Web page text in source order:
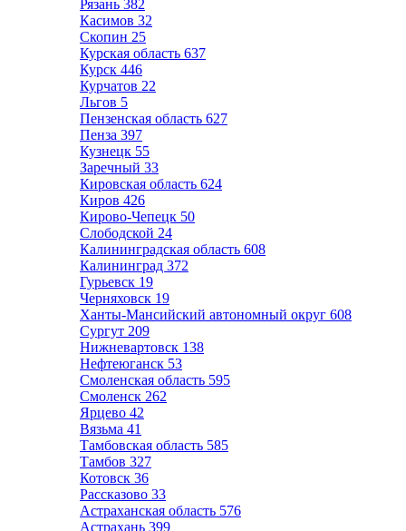
Рязань 382
Касимов 32
Скопин 25
Курская область 637
Курск 446
Курчатов 22
Льгов 5
Пензенская область 627
Пенза 397
Кузнецк 55
Заречный 33
Кировская область 624
Киров 426
Кирово-Чепецк 50
Слободской 24
Калининградская область 608
Калининград 372
Гурьевск 19
Черняховск 19
Ханты-Мансийский автономный округ 608
Сургут 209
Нижневартовск 138
Нефтеюганск 53
Смоленская область 595
Смоленск 262
Ярцево 42
Вязьма 41
Тамбовская область 585
Тамбов 327
Котовск 36
Рассказово 33
Астраханская область 576
Астрахань 399